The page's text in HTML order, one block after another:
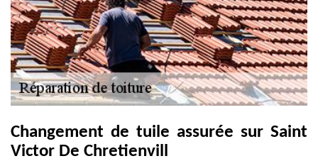
Changement de tuile assurée sur Saint
Victor De Chretienvill